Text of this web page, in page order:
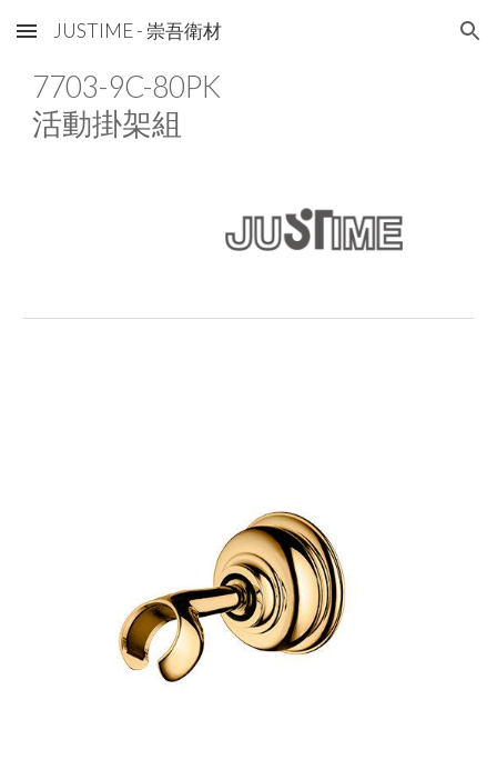
Skip to main content Skip to navigation
JUSTIME - 崇吾衛材
7703-9C-80PK
活動掛架組